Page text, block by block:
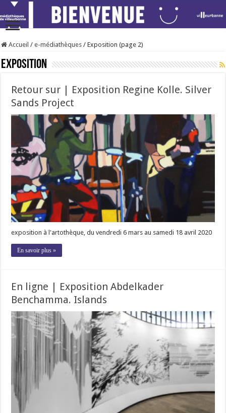
Accueil / e-médiathèques / Exposition (page 2)
Exposition
Retour sur | Exposition Regine Kolle. Silver
Sands Project
exposition à l'artothèque, du vendredi 6 mars au samedi 18 avril 2020
En savoir plus »
En ligne | Exposition Abdelkader
Benchamma. Islands